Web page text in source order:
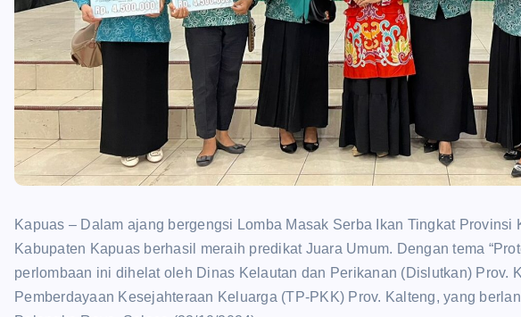
Kapuas – Dalam ajang bergengsi Lomba Masak Serba Ikan Tingkat Provinsi
Kabupaten Kapuas berhasil meraih predikat Juara Umum. Dengan tema
perlombaan ini dihelat oleh Dinas Kelautan dan Perikanan (Dislutkan) Prov.
Pemberdayaan Kesejahteraan Keluarga (TP-PKK) Prov. Kalteng, yang